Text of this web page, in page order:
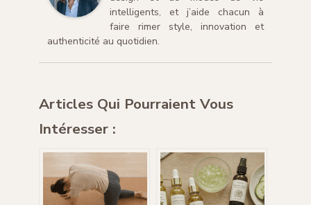
intelligents, et j’aide chacun à
faire rimer style, innovation et
authenticité au quotidien.
Articles Qui Pourraient Vous
Intéresser :